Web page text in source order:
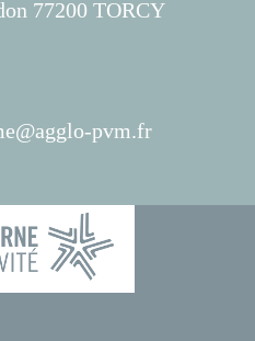
77200 TORCY
pvm.fr